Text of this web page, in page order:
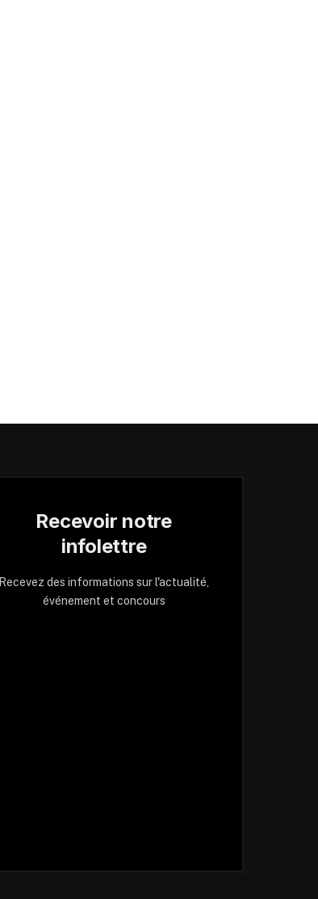
Recevoir notre
infolettre
Recevez des informations sur l'actualité,
événement et concours